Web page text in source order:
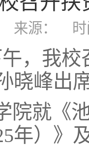
来源：
，我
晓峰出
院就《
年）